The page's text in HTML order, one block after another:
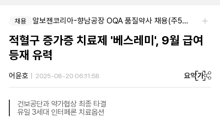
채용 알보젠코리아-향남공장 OQA 품질약사 채용(주5일/파트타임 가능)
적혈구 증가증 치료제 '베스레미', 9월 급여
등재 유력
어윤호 2025-08-20 06:11:58 요약가
건보공단과 약가협상 최종 타결
유일 3세대 인터페론 치료옵션